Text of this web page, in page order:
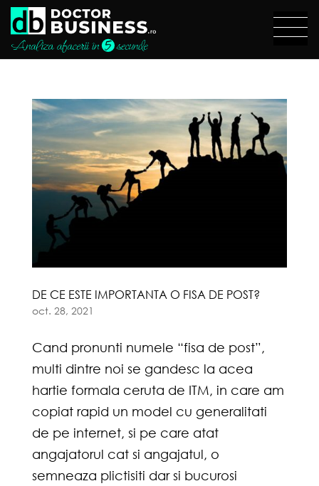
DE CE ESTE IMPORTANTA O FISA DE POST?
oct. 28, 2021
Cand pronunti numele “fisa de post”,
multi dintre noi se gandesc la acea
hartie formala ceruta de ITM, in care am
copiat rapid un model cu generalitati
de pe internet, si pe care atat
angajatorul cat si angajatul, o
semneaza plictisiti dar si bucurosi